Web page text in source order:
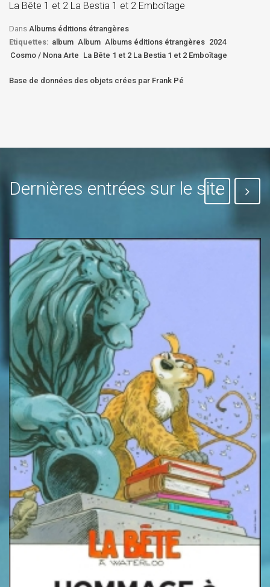
La Bête 1 et 2 La Bestia 1 et 2 Emboîtage
Dans Albums éditions étrangères
Etiquettes: album Album Albums éditions étrangères 2024
Cosmo / Nona Arte La Bête 1 et 2 La Bestia 1 et 2 Emboîtage
Base de données des objets crées par Frank Pé
Dernières entrées sur le site